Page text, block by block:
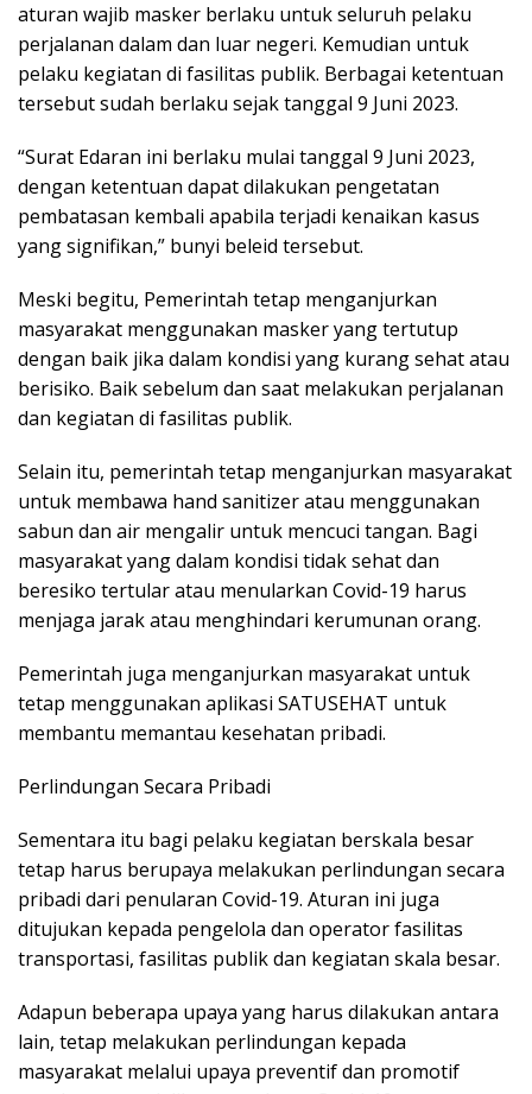
aturan wajib masker berlaku untuk seluruh pelaku
perjalanan dalam dan luar negeri. Kemudian untuk
pelaku kegiatan di fasilitas publik. Berbagai ketentuan
tersebut sudah berlaku sejak tanggal 9 Juni 2023.
“Surat Edaran ini berlaku mulai tanggal 9 Juni 2023,
dengan ketentuan dapat dilakukan pengetatan
pembatasan kembali apabila terjadi kenaikan kasus
yang signifikan,” bunyi beleid tersebut.
Meski begitu, Pemerintah tetap menganjurkan
masyarakat menggunakan masker yang tertutup
dengan baik jika dalam kondisi yang kurang sehat atau
berisiko. Baik sebelum dan saat melakukan perjalanan
dan kegiatan di fasilitas publik.
Selain itu, pemerintah tetap menganjurkan masyarakat
untuk membawa hand sanitizer atau menggunakan
sabun dan air mengalir untuk mencuci tangan. Bagi
masyarakat yang dalam kondisi tidak sehat dan
beresiko tertular atau menularkan Covid-19 harus
menjaga jarak atau menghindari kerumunan orang.
Pemerintah juga menganjurkan masyarakat untuk
tetap menggunakan aplikasi SATUSEHAT untuk
membantu memantau kesehatan pribadi.
Perlindungan Secara Pribadi
Sementara itu bagi pelaku kegiatan berskala besar
tetap harus berupaya melakukan perlindungan secara
pribadi dari penularan Covid-19. Aturan ini juga
ditujukan kepada pengelola dan operator fasilitas
transportasi, fasilitas publik dan kegiatan skala besar.
Adapun beberapa upaya yang harus dilakukan antara
lain, tetap melakukan perlindungan kepada
masyarakat melalui upaya preventif dan promotif